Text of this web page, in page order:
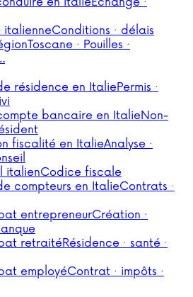
italienneConditions · délais
Toscane · Pouilles ·
résidence en ItaliePermis ·
bancaire en ItalieNon-
fiscalité en ItalieAnalyse ·
italienCodice fiscale
compteurs en ItalieContrats ·
entrepreneurCréation ·
retraitéRésidence · santé ·
employéContrat · impôts ·